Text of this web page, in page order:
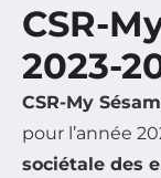
CSR-
2023-
CSR-My
pour l’année
sociétale des